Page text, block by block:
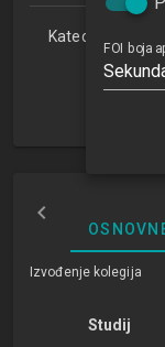
Katedra za
Izvođenje kolegija
Studij
FOI boja